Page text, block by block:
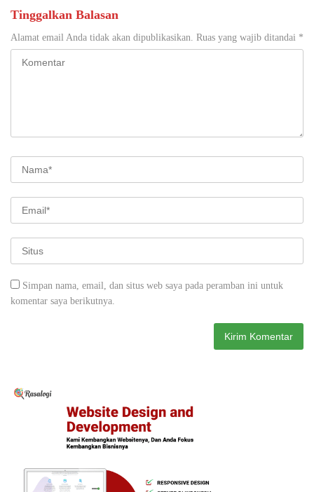
Tinggalkan Balasan
Alamat email Anda tidak akan dipublikasikan. Ruas yang wajib ditandai *
Simpan nama, email, dan situs web saya pada peramban ini untuk
komentar saya berikutnya.